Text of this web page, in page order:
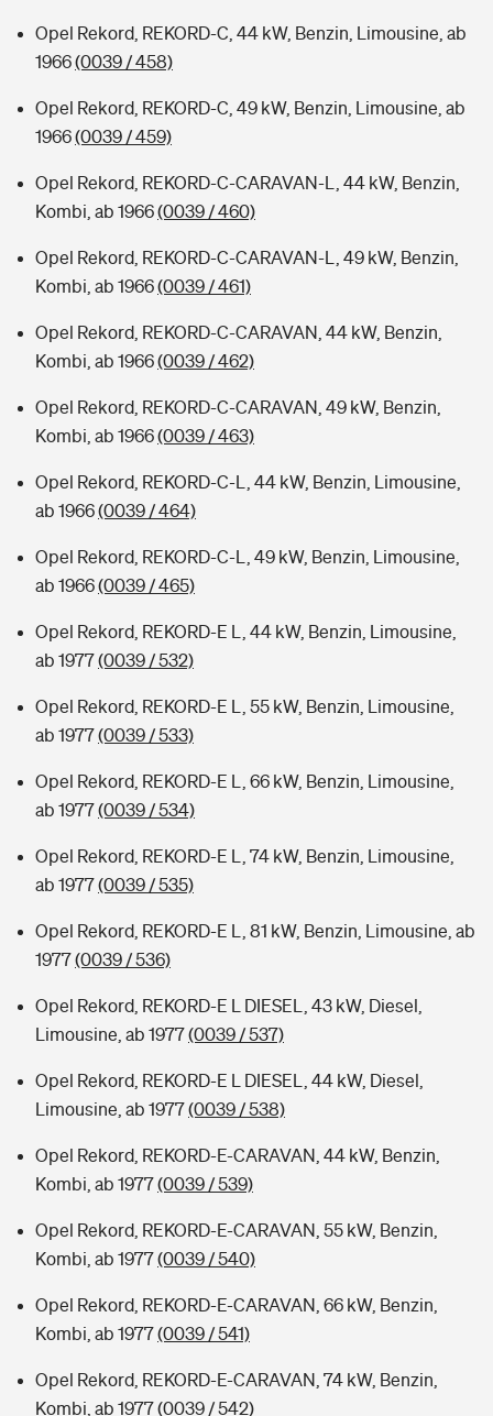
Opel Rekord, REKORD-C, 44 kW, Benzin, Limousine, ab
1966(0039 / 458)
Opel Rekord, REKORD-C, 49 kW, Benzin, Limousine, ab
1966(0039 / 459)
Opel Rekord, REKORD-C-CARAVAN-L, 44 kW, Benzin,
Kombi, ab 1966(0039 / 460)
Opel Rekord, REKORD-C-CARAVAN-L, 49 kW, Benzin,
Kombi, ab 1966(0039 / 461)
Opel Rekord, REKORD-C-CARAVAN, 44 kW, Benzin,
Kombi, ab 1966(0039 / 462)
Opel Rekord, REKORD-C-CARAVAN, 49 kW, Benzin,
Kombi, ab 1966(0039 / 463)
Opel Rekord, REKORD-C-L, 44 kW, Benzin, Limousine,
ab 1966(0039 / 464)
Opel Rekord, REKORD-C-L, 49 kW, Benzin, Limousine,
ab 1966(0039 / 465)
Opel Rekord, REKORD-E L, 44 kW, Benzin, Limousine,
ab 1977(0039 / 532)
Opel Rekord, REKORD-E L, 55 kW, Benzin, Limousine,
ab 1977(0039 / 533)
Opel Rekord, REKORD-E L, 66 kW, Benzin, Limousine,
ab 1977(0039 / 534)
Opel Rekord, REKORD-E L, 74 kW, Benzin, Limousine,
ab 1977(0039 / 535)
Opel Rekord, REKORD-E L, 81 kW, Benzin, Limousine, ab
1977(0039 / 536)
Opel Rekord, REKORD-E L DIESEL, 43 kW, Diesel,
Limousine, ab 1977(0039 / 537)
Opel Rekord, REKORD-E L DIESEL, 44 kW, Diesel,
Limousine, ab 1977(0039 / 538)
Opel Rekord, REKORD-E-CARAVAN, 44 kW, Benzin,
Kombi, ab 1977(0039 / 539)
Opel Rekord, REKORD-E-CARAVAN, 55 kW, Benzin,
Kombi, ab 1977(0039 / 540)
Opel Rekord, REKORD-E-CARAVAN, 66 kW, Benzin,
Kombi, ab 1977(0039 / 541)
Opel Rekord, REKORD-E-CARAVAN, 74 kW, Benzin,
Kombi, ab 1977(0039 / 542)